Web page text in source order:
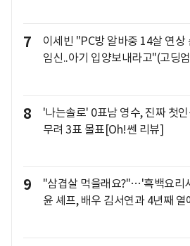
7
이세빈 "PC방 알바중 14살 연상
임신..아기 입양보내라고"(고딩
8
'나는솔로' 0표남 영수, 진짜 첫
무려 3표 몰표[Oh!쎈 리뷰]
9
"삼겹살 먹을래요?"…'흑백요리
윤 셰프, 배우 김서연과 4년째 열